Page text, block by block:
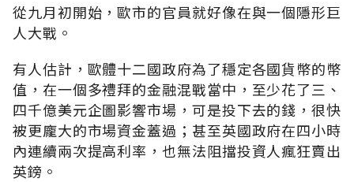
從九月初開始，歐市的官員就好像在與一個隱形巨
人大戰。
有人估計，歐體十二國政府為了穩定各國貨幣的幣
值，在一個多禮拜的金融混戰當中，至少花了三、
四千億美元企圖影響市場，可是投下去的錢，很快
被更龐大的市場資金蓋過；甚至英國政府在四小時
內連續兩次提高利率，也無法阻擋投資人瘋狂賣出
英鎊。